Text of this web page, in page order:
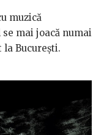
muzică
mai joacă numai
la București.